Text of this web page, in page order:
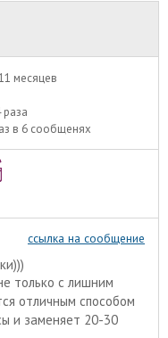
месяцев
раза
в 6 сообщенях
ссылка на сообщение
только с лишним
отличным способом
и заменяет 20-30